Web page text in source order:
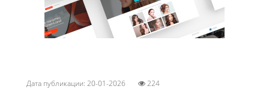
Дата публикации: 20-01-2026 224